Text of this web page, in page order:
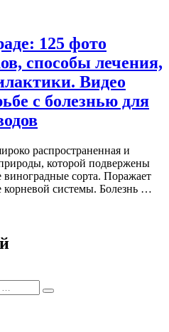
125 фото
способы лечения,
Видео
с болезнью для
распространенная и
которой подвержены
виноградные сорта. Поражает
корневой системы. Болезнь …